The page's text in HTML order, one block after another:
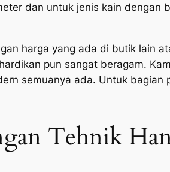
dan untuk jenis kain dengan
harga yang ada di butik lain
pun sangat beragam.
semuanya ada. Untuk bagian
Tehnik